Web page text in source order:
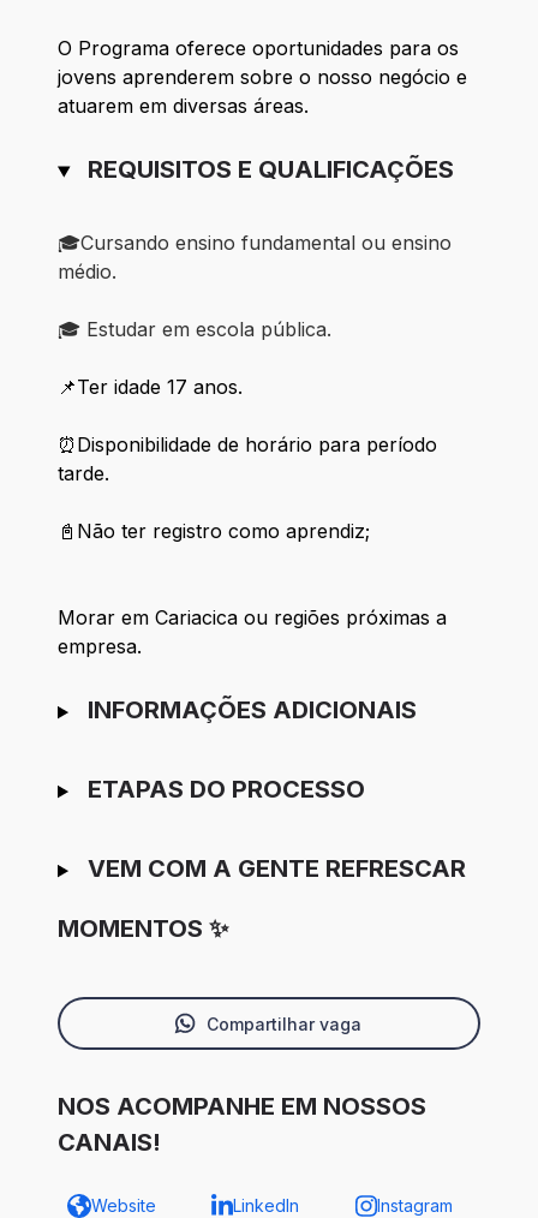
O Programa oferece oportunidades para os
jovens aprenderem sobre o nosso negócio e
atuarem em diversas áreas.
REQUISITOS E QUALIFICAÇÕES
🎓Cursando ensino fundamental ou ensino
médio.
🎓 Estudar em escola pública.
📌Ter idade 17 anos.
⏰Disponibilidade de horário para período
tarde.
📓Não ter registro como aprendiz;
Morar em Cariacica ou regiões próximas a
empresa.
INFORMAÇÕES ADICIONAIS
ETAPAS DO PROCESSO
VEM COM A GENTE REFRESCAR
MOMENTOS ✨
Compartilhar vaga
NOS ACOMPANHE EM NOSSOS
CANAIS!
Website LinkedIn Instagram